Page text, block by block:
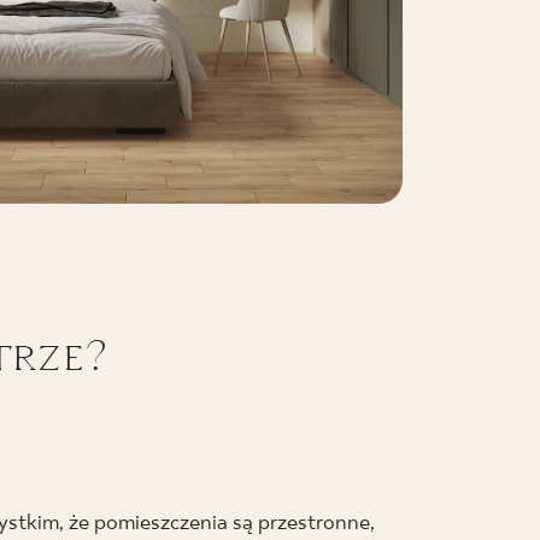
że pomieszczenia są przestronne,